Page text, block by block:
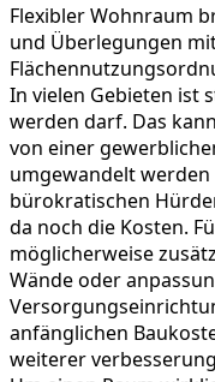
Flexibler Wohnraum
und Überlegungen
In vielen Gebieten ist
werden darf. Das
von einer
umgewandelt
bürokratischen
da noch die Kosten.
möglicherweise
Wände oder
anfänglichen
weiterer